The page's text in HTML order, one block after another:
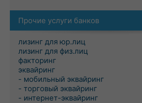
Прочие услуги банков
лизинг для юр.лиц
лизинг для физ.лиц
факторинг
эквайринг
- мобильный эквайринг
- торговый эквайринг
- интернет-эквайринг